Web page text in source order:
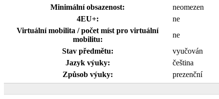
Minimální obsazenost:
neomezen
4EU+:
ne
Virtuální mobilita / počet míst pro virtuální
mobilitu:
ne
Stav předmětu:
vyučován
Jazyk výuky:
čeština
Způsob výuky:
prezenční